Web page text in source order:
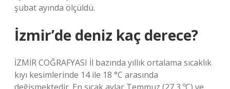
şubat ayında ölçüldü.
İzmir’de deniz kaç derece?
İZMİR COĞRAFYASI İl bazında yıllık ortalama sıcaklık
kıyı kesimlerinde 14 ile 18 °C arasında